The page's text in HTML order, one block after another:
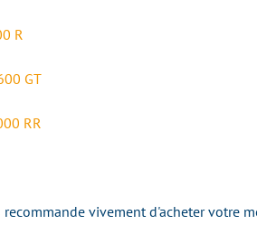
R
GT
RR
recommande vivement d'acheter votre